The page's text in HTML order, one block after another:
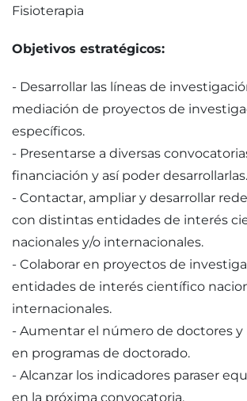
Fisioterapia
Objetivos estratégicos:
- Desarrollar las líneas de
mediación de proyectos de
específicos.
- Presentarse a diversas
financiación y así poder desarrollarlas.
- Contactar, ampliar y desarrollar
con distintas entidades de interés
nacionales y/o internacionales.
- Colaborar en proyectos de
entidades de interés científico
internacionales.
- Aumentar el número de doctores
en programas de doctorado.
- Alcanzar los indicadores paraser
en la próxima convocatoria.